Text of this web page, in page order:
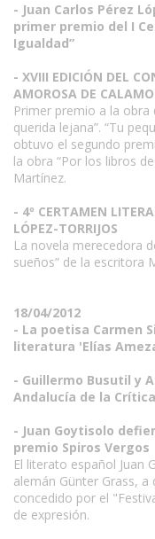
- Juan Carlos Pérez
primer premio del I
Igualdad”
- XVIII EDICIÓN DEL
AMOROSA DE
Primer premio a la
querida lejana”. “Tu
obtuvo el segundo
la obra “Por los libros
Martínez.
- 4º CERTAMEN
LÓPEZ-TORRIJOS
La novela merecedora
sueños” de la escritora
18/04/2012
- La poetisa Carmen
literatura 'Elías
- Guillermo Busutil y
Andalucía de la Crítica
- Juan Goytisolo
premio Spiros Vergos
El literato español Juan
alemán Günter Grass,
concedido por el
de expresión.